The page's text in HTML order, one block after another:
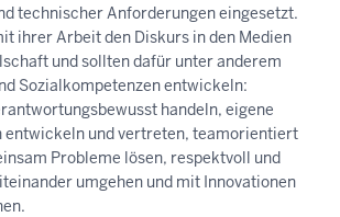
technischer Anforderungen eingesetzt.
ihrer Arbeit den Diskurs in den Medien
und sollten dafür unter anderem
Sozialkompetenzen entwickeln:
handeln, eigene
entwickeln und vertreten, teamorientiert
Probleme lösen, respektvoll und
umgehen und mit Innovationen